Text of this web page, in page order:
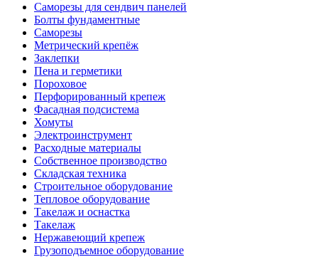
Саморезы для сендвич панелей
Болты фундаментные
Саморезы
Метрический крепёж
Заклепки
Пена и герметики
Пороховое
Перфорированный крепеж
Фасадная подсистема
Хомуты
Электроинструмент
Расходные материалы
Собственное производство
Складская техника
Строительное оборудование
Тепловое оборудование
Такелаж и оснастка
Такелаж
Нержавеющий крепеж
Грузоподъемное оборудование